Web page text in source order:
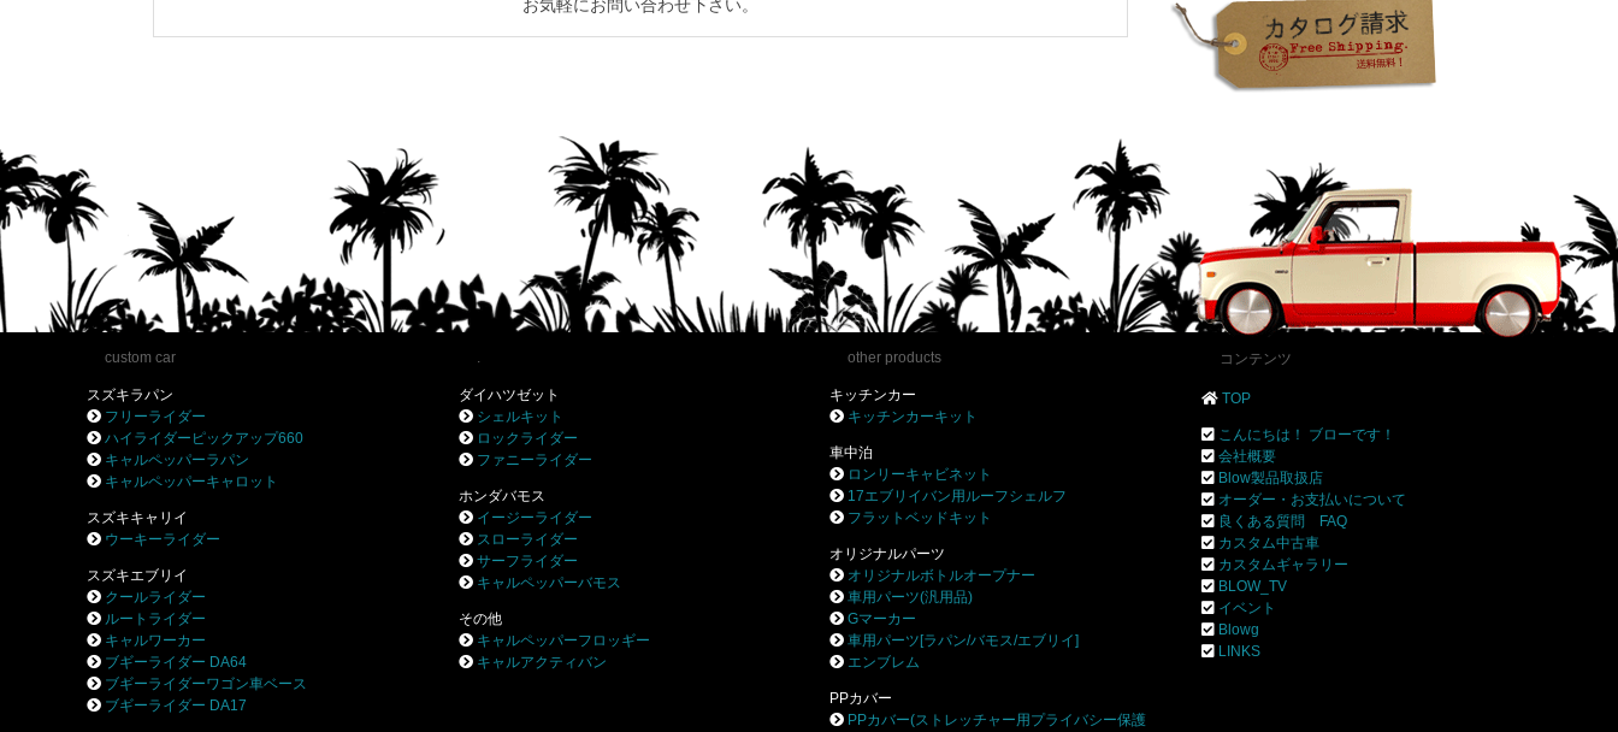
お気軽にお問い合わせ下さい。
custom car
スズキラパン
フリーライダー
ハイライダーピックアップ660
キャルペッパーラパン
キャルペッパーキャロット
スズキキャリイ
ウーキーライダー
スズキエブリイ
クールライダー
ルートライダー
キャルワーカー
ブギーライダー DA64
ブギーライダーワゴン車ベース
ブギーライダー DA17
.
ダイハツゼット
シェルキット
ロックライダー
ファニーライダー
ホンダバモス
イージーライダー
スローライダー
サーフライダー
キャルペッパーバモス
その他
キャルペッパーフロッギー
キャルアクティバン
other products
キッチンカー
キッチンカーキット
車中泊
ロンリーキャビネット
17エブリイバン用ルーフシェルフ
フラットベッドキット
オリジナルパーツ
オリジナルボトルオープナー
車用パーツ(汎用品)
Gマーカー
車用パーツ[ラパン/バモス/エブリイ]
エンブレム
PPカバー
PPカバー(ストレッチャー用プライバシー保護
コンテンツ
TOP
こんにちは！ ブローです！
会社概要
Blow製品取扱店
オーダー・お支払いについて
良くある質問 FAQ
カスタム中古車
カスタムギャラリー
BLOW_TV
イベント
Blowg
LINKS